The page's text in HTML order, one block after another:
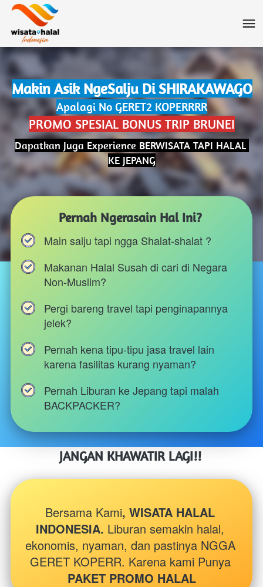
Makin Asik NgeSalju Di SHIRAKAWAGO
Apalagi No GERET2 KOPERRRR
PROMO SPESIAL BONUS TRIP BRUNEI
Dapatkan Juga Experience BERWISATA TAPI HALAL
KE JEPANG
Pernah Ngerasain Hal Ini?
Main salju tapi ngga Shalat-shalat ?
Makanan Halal Susah di cari di Negara
Non-Muslim?
Pergi bareng travel tapi penginapannya
jelek?
Pernah kena tipu-tipu jasa travel lain
karena fasilitas kurang nyaman?
Pernah Liburan ke Jepang tapi malah
BACKPACKER?
JANGAN KHAWATIR LAGI!!
Bersama Kami, WISATA HALAL
INDONESIA. Liburan semakin halal,
ekonomis, nyaman, dan pastinya NGGA
GERET KOPERR. Karena kami Punya
PAKET PROMO HALAL